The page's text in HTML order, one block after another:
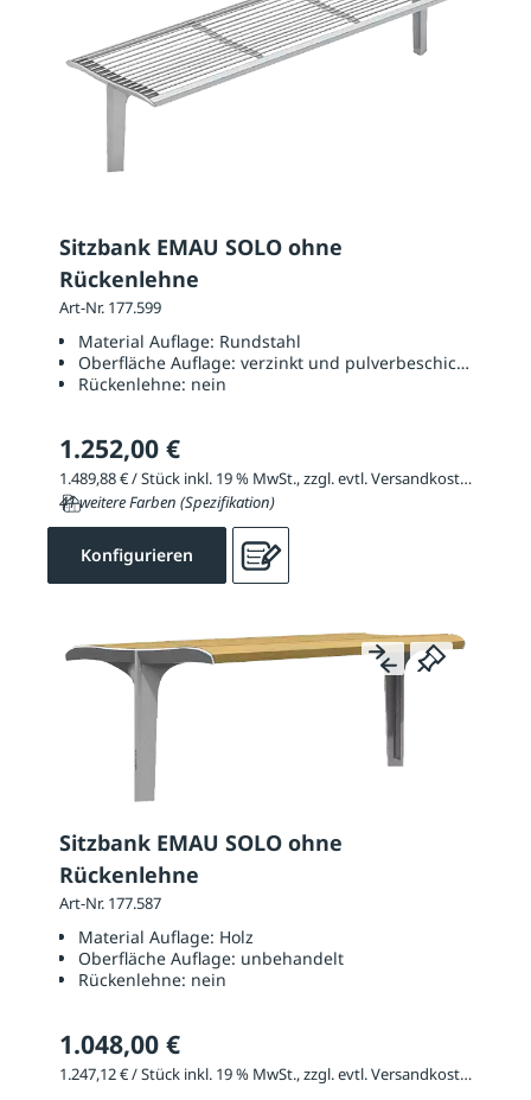
Sitzbank EMAU SOLO ohne
Rückenlehne
Art-Nr. 177.599
Material Auflage: Rundstahl
Oberfläche Auflage: verzinkt und pulverbeschichtet
Rückenlehne: nein
1.252,00 €
1.489,88 € / Stück inkl. 19 % MwSt., zzgl. evtl. Versandkosten
41 weitere Farben (Spezifikation)
Konfigurieren
Sitzbank EMAU SOLO ohne
Rückenlehne
Art-Nr. 177.587
Material Auflage: Holz
Oberfläche Auflage: unbehandelt
Rückenlehne: nein
1.048,00 €
1.247,12 € / Stück inkl. 19 % MwSt., zzgl. evtl. Versandkosten